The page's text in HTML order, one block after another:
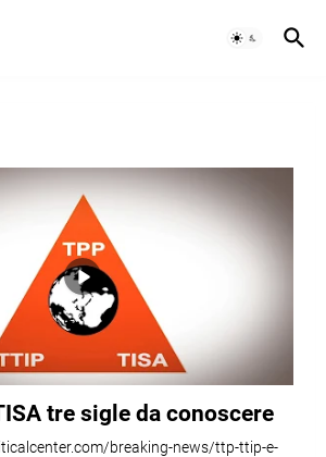
tre sigle da conoscere
breaking-news/ttp-ttip-e-